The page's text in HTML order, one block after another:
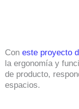
Con este proyecto
la ergonomía y
de producto,
espacios.